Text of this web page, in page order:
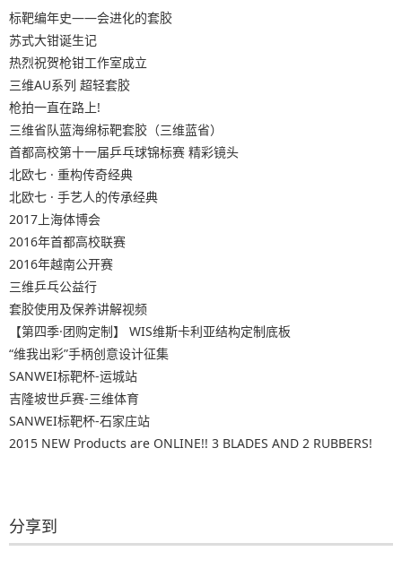
标靶编年史——会进化的套胶
苏式大钳诞生记
热烈祝贺枪钳工作室成立
三维AU系列 超轻套胶
枪拍一直在路上!
三维省队蓝海绵标靶套胶（三维蓝省）
首都高校第十一届乒乓球锦标赛 精彩镜头
北欧七 · 重构传奇经典
北欧七 · 手艺人的传承经典
2017上海体博会
2016年首都高校联赛
2016年越南公开赛
三维乒乓公益行
套胶使用及保养讲解视频
【第四季·团购定制】 WIS维斯卡利亚结构定制底板
“维我出彩”手柄创意设计征集
SANWEI标靶杯-运城站
吉隆坡世乒赛-三维体育
SANWEI标靶杯-石家庄站
2015 NEW Products are ONLINE!! 3 BLADES AND 2 RUBBERS!
分享到